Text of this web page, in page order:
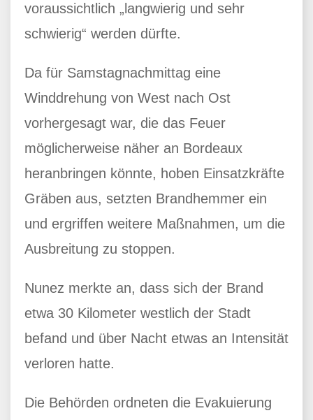
voraussichtlich „langwierig und sehr
schwierig“ werden dürfte.
Da für Samstagnachmittag eine
Winddrehung von West nach Ost
vorhergesagt war, die das Feuer
möglicherweise näher an Bordeaux
heranbringen könnte, hoben Einsatzkräfte
Gräben aus, setzten Brandhemmer ein
und ergriffen weitere Maßnahmen, um die
Ausbreitung zu stoppen.
Nunez merkte an, dass sich der Brand
etwa 30 Kilometer westlich der Stadt
befand und über Nacht etwas an Intensität
verloren hatte.
Die Behörden ordneten die Evakuierung